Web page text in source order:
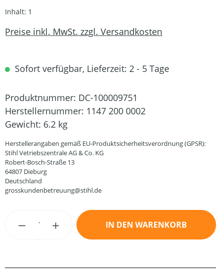
Inhalt: 1
Preise inkl. MwSt. zzgl. Versandkosten
Sofort verfügbar, Lieferzeit: 2 - 5 Tage
Produktnummer: DC-100009751
Herstellernummer: 1147 200 0002
Gewicht: 6.2 kg
Herstellerangaben gemäß EU-Produktsicherheitsverordnung (GPSR):
Stihl Vetriebszentrale AG & Co. KG
Robert-Bosch-Straße 13
64807 Dieburg
Deutschland
grosskundenbetreuung@stihl.de
Produkt Anzahl: Gib den gewünschten
IN DEN WARENKORB